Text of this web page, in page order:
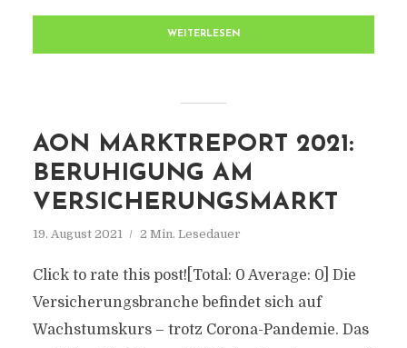
WEITERLESEN
AON MARKTREPORT 2021:
BERUHIGUNG AM
VERSICHERUNGSMARKT
19. August 2021 2 Min. Lesedauer
Click to rate this post![Total: 0 Average: 0] Die
Versicherungsbranche befindet sich auf
Wachstumskurs – trotz Corona-Pandemie. Das